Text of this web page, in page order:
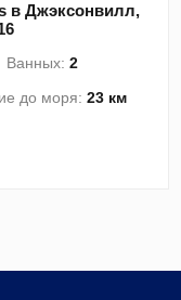
в Джэксонвилл,
Ванных:2
до моря:23 км